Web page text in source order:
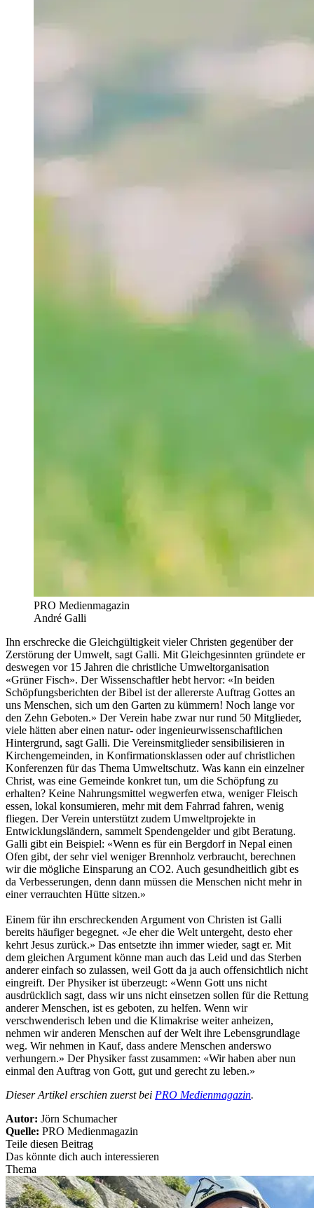
PRO Medienmagazin
André Galli
Ihn erschrecke die Gleichgültigkeit vieler Christen gegenüber der
Zerstörung der Umwelt, sagt Galli. Mit Gleichgesinnten gründete er
deswegen vor 15 Jahren die christliche Umweltorganisation
«Grüner Fisch». Der Wissenschaftler hebt hervor: «In beiden
Schöpfungsberichten der Bibel ist der allererste Auftrag Gottes an
uns Menschen, sich um den Garten zu kümmern! Noch lange vor
den Zehn Geboten.» Der Verein habe zwar nur rund 50 Mitglieder,
viele hätten aber einen natur- oder ingenieurwissenschaftlichen
Hintergrund, sagt Galli. Die Vereinsmitglieder sensibilisieren in
Kirchengemeinden, in Konfirmationsklassen oder auf christlichen
Konferenzen für das Thema Umweltschutz. Was kann ein einzelner
Christ, was eine Gemeinde konkret tun, um die Schöpfung zu
erhalten? Keine Nahrungsmittel wegwerfen etwa, weniger Fleisch
essen, lokal konsumieren, mehr mit dem Fahrrad fahren, wenig
fliegen. Der Verein unterstützt zudem Umweltprojekte in
Entwicklungsländern, sammelt Spendengelder und gibt Beratung.
Galli gibt ein Beispiel: «Wenn es für ein Bergdorf in Nepal einen
Ofen gibt, der sehr viel weniger Brennholz verbraucht, berechnen
wir die mögliche Einsparung an CO2. Auch gesundheitlich gibt es
da Verbesserungen, denn dann müssen die Menschen nicht mehr in
einer verrauchten Hütte sitzen.»
Einem für ihn erschreckenden Argument von Christen ist Galli
bereits häufiger begegnet. «Je eher die Welt untergeht, desto eher
kehrt Jesus zurück.» Das entsetzte ihn immer wieder, sagt er. Mit
dem gleichen Argument könne man auch das Leid und das Sterben
anderer einfach so zulassen, weil Gott da ja auch offensichtlich nicht
eingreift. Der Physiker ist überzeugt: «Wenn Gott uns nicht
ausdrücklich sagt, dass wir uns nicht einsetzen sollen für die Rettung
anderer Menschen, ist es geboten, zu helfen. Wenn wir
verschwenderisch leben und die Klimakrise weiter anheizen,
nehmen wir anderen Menschen auf der Welt ihre Lebensgrundlage
weg. Wir nehmen in Kauf, dass andere Menschen anderswo
verhungern.» Der Physiker fasst zusammen: «Wir haben aber nun
einmal den Auftrag von Gott, gut und gerecht zu leben.»
Dieser Artikel erschien zuerst bei PRO Medienmagazin.
Autor: Jörn Schumacher
Quelle: PRO Medienmagazin
Teile diesen Beitrag
Das könnte dich auch interessieren
Thema